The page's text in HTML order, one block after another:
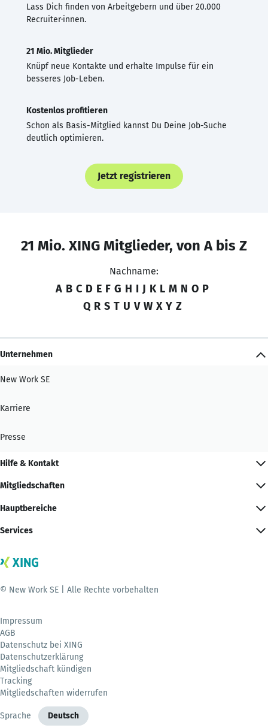
Lass Dich finden von Arbeitgebern und über 20.000
Recruiter·innen.
21 Mio. Mitglieder
Knüpf neue Kontakte und erhalte Impulse für ein
besseres Job-Leben.
Kostenlos profitieren
Schon als Basis-Mitglied kannst Du Deine Job-Suche
deutlich optimieren.
Jetzt registrieren
21 Mio. XING Mitglieder, von A bis Z
Nachname:
A B C D E F G H I J K L M N O P
Q R S T U V W X Y Z
Unternehmen
New Work SE
Karriere
Presse
Hilfe & Kontakt
Mitgliedschaften
Hauptbereiche
Services
© New Work SE | Alle Rechte vorbehalten
Impressum
AGB
Datenschutz bei XING
Datenschutzerklärung
Mitgliedschaft kündigen
Tracking
Mitgliedschaften widerrufen
Sprache Deutsch